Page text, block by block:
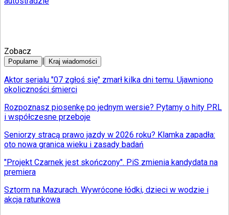
Zobacz
Popularne Kraj wiadomości
Aktor serialu "07 zgłoś się" zmarł kilka dni temu. Ujawniono
okoliczności śmierci
Rozpoznasz piosenkę po jednym wersie? Pytamy o hity PRL
i współczesne przeboje
Seniorzy stracą prawo jazdy w 2026 roku? Klamka zapadła:
oto nowa granica wieku i zasady badań
"Projekt Czarnek jest skończony". PiS zmienia kandydata na
premiera
Sztorm na Mazurach. Wywrócone łódki, dzieci w wodzie i
akcja ratunkowa